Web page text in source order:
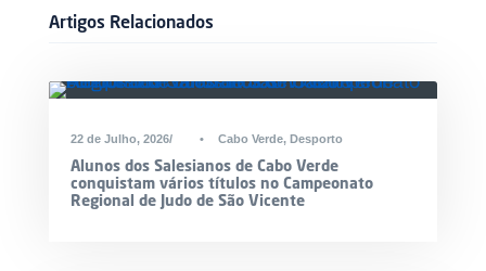
Artigos Relacionados
22 de Julho, 2026 • Cabo Verde, Desporto
Alunos dos Salesianos de Cabo Verde
conquistam vários títulos no Campeonato
Regional de Judo de São Vicente